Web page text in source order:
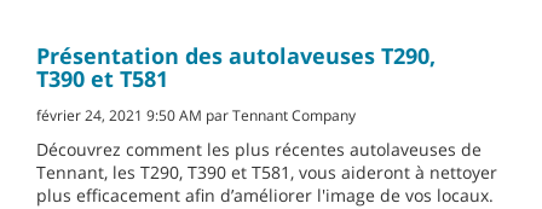
Présentation des autolaveuses T290,
T390 et T581
février 24, 2021 9:50 AM par Tennant Company
Découvrez comment les plus récentes autolaveuses de
Tennant, les T290, T390 et T581, vous aideront à nettoyer
plus efficacement afin d’améliorer l'image de vos locaux.